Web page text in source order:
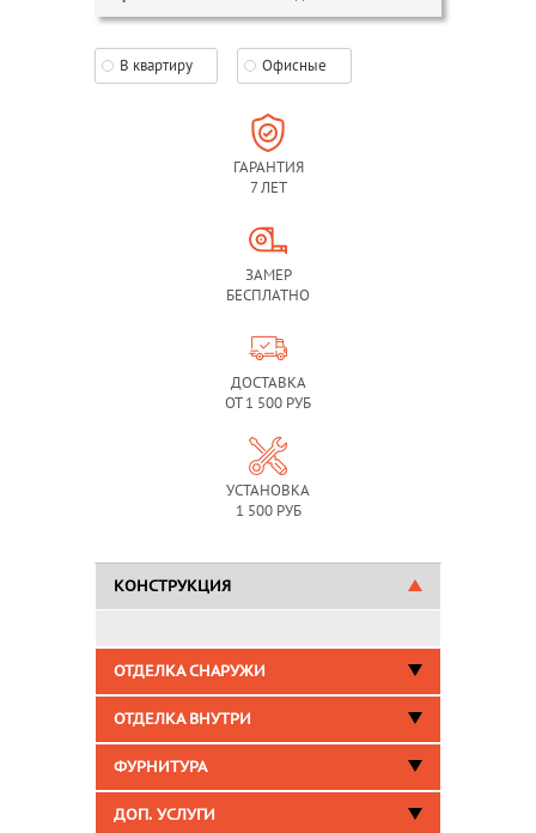
В квартиру Офисные
ГАРАНТИЯ
7 ЛЕТ
ЗАМЕР
БЕСПЛАТНО
ДОСТАВКА
ОТ 1 500 РУБ
УСТАНОВКА
1 500 РУБ
КОНСТРУКЦИЯ
ОТДЕЛКА СНАРУЖИ
ОТДЕЛКА ВНУТРИ
ФУРНИТУРА
ДОП. УСЛУГИ